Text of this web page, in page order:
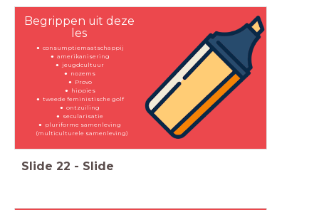
Begrippen uit deze
les
consumptiemaatschappij
amerikanisering
jeugdcultuur
nozems
Provo
hippies
tweede feministische golf
ontzuiling
secularisatie
pluriforme samenleving
(multiculturele samenleving)
Slide 22 - Slide